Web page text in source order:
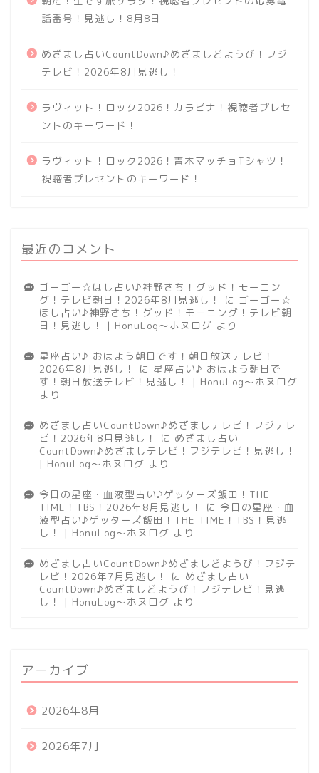
話番号！見逃し！8月8日
めざまし占いCountDown♪めざましどようび！フジ
テレビ！2026年8月見逃し！
ラヴィット！ロック2026！カラビナ！視聴者プレセ
ントのキーワード！
ラヴィット！ロック2026！青木マッチョTシャツ！
視聴者プレセントのキーワード！
最近のコメント
ゴーゴー☆ほし占い♪神野さち！グッド！モーニン
グ！テレビ朝日！2026年8月見逃し！
に ゴーゴー☆
ほし占い♪神野さち！グッド！モーニング！テレビ朝
日！見逃し！ | HonuLog～ホヌログ より
星座占い♪ おはよう朝日です！朝日放送テレビ！
2026年8月見逃し！
に 星座占い♪ おはよう朝日で
す！朝日放送テレビ！見逃し！ | HonuLog～ホヌログ
より
めざまし占いCountDown♪めざましテレビ！フジテレ
ビ！2026年8月見逃し！
に めざまし占い
CountDown♪めざましテレビ！フジテレビ！見逃し！
| HonuLog～ホヌログ より
今日の星座・血液型占い♪ゲッターズ飯田！THE
TIME！TBS！2026年8月見逃し！
に 今日の星座・血
液型占い♪ゲッターズ飯田！THE TIME！TBS！見逃
し！ | HonuLog～ホヌログ より
めざまし占いCountDown♪めざましどようび！フジテ
レビ！2026年7月見逃し！
に めざまし占い
CountDown♪めざましどようび！フジテレビ！見逃
し！ | HonuLog～ホヌログ より
アーカイブ
2026年8月
2026年7月